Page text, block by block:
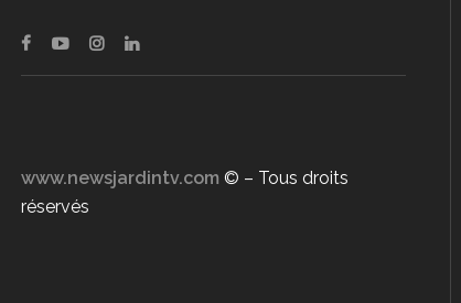
www.newsjardintv.com © – Tous droits
réservés